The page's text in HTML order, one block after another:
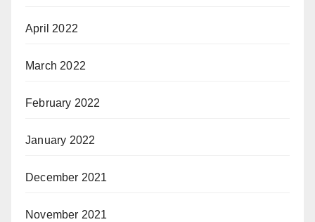
April 2022
March 2022
February 2022
January 2022
December 2021
November 2021